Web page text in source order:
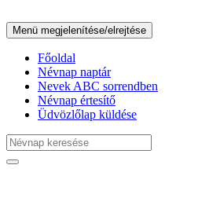
Menü megjelenítése/elrejtése
Főoldal
Névnap naptár
Nevek ABC sorrendben
Névnap értesítő
Üdvözlőlap küldése